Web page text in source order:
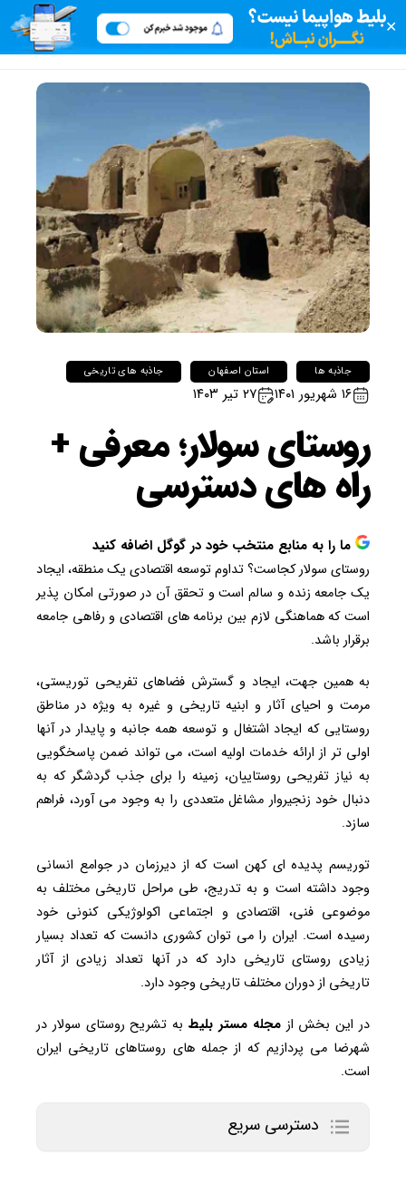
✕
جاذبه ها استان اصفهان جاذبه های تاریخی
۱۶ شهریور ۱۴۰۱ ۲۷ تیر ۱۴۰۳
روستای سولار؛ معرفی +
راه های دسترسی
ما را به منابع منتخب خود در گوگل اضافه کنید
روستای سولار کجاست؟ تداوم توسعه اقتصادی یک منطقه، ایجاد
یک جامعه زنده و سالم است و تحقق آن در صورتی امکان پذیر
است که هماهنگی لازم بین برنامه های اقتصادی و رفاهی جامعه
برقرار باشد.
به همین جهت، ایجاد و گسترش فضاهای تفریحی توریستی،
مرمت و احیای آثار و ابنیه تاریخی و غیره به ویژه در مناطق
روستایی که ایجاد اشتغال و توسعه همه جانبه و پایدار در آنها
اولی تر از ارائه خدمات اولیه است، می تواند ضمن پاسخگویی
به نیاز تفریحی روستاییان، زمینه را برای جذب گردشگر که به
دنبال خود زنجیروار مشاغل متعددی را به وجود می آورد، فراهم
سازد.
توریسم پدیده ای کهن است که از دیرزمان در جوامع انسانی
وجود داشته است و به تدریج، طی مراحل تاریخی مختلف به
موضوعی فنی، اقتصادی و اجتماعی اکولوژیکی کنونی خود
رسیده است. ایران را می توان کشوری دانست که تعداد بسیار
زیادی روستای تاریخی دارد که در آنها تعداد زیادی از آثار
تاریخی از دوران مختلف تاریخی وجود دارد.
در این بخش ازمجله مستر بلیطبه تشریح روستای سولار در
شهرضا می پردازیم که از جمله های روستاهای تاریخی ایران
است.
دسترسی سریع